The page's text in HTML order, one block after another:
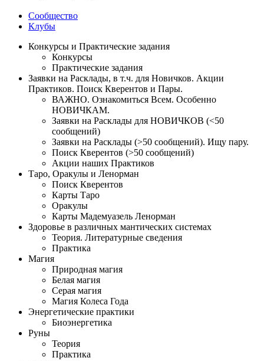
Сообщество
Клубы
Конкурсы и Практические задания
Конкурсы
Практические задания
Заявки на Расклады, в т.ч. для Новичков. Акции
Практиков. Поиск Кверентов и Пары.
ВАЖНО. Ознакомиться Всем. Особенно
НОВИЧКАМ.
Заявки на Расклады для НОВИЧКОВ (<50
сообщений)
Заявки на Расклады (>50 сообщений). Ищу пару.
Поиск Кверентов (>50 сообщений)
Акции наших Практиков
Таро, Оракулы и Ленорман
Поиск Кверентов
Карты Таро
Оракулы
Карты Мадемуазель Ленорман
Здоровье в различных мантических системах
Теория. Литературные сведения
Практика
Магия
Природная магия
Белая магия
Серая магия
Магия Колеса Года
Энергетические практики
Биоэнергетика
Руны
Теория
Практика